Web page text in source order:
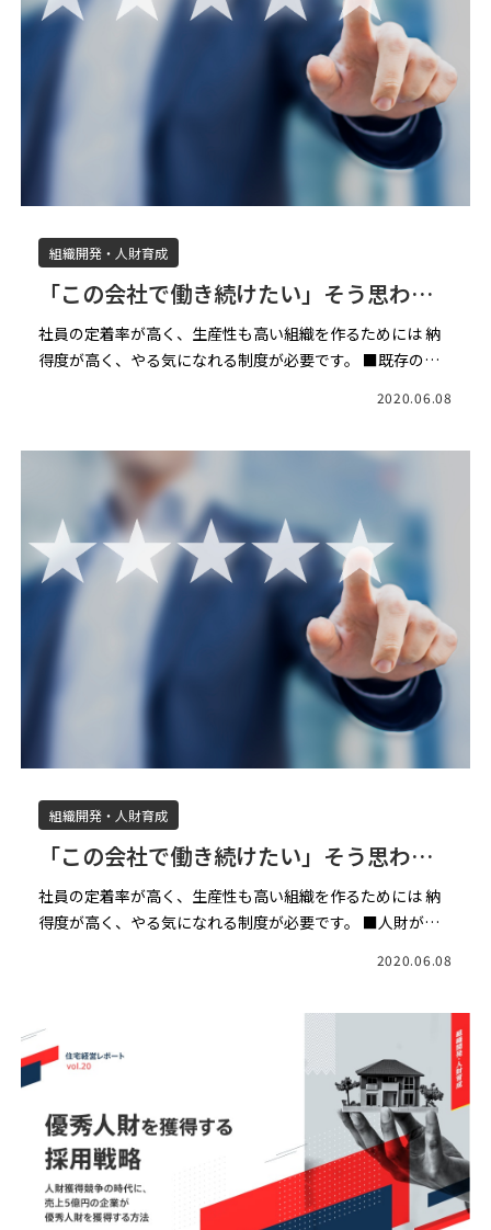
組織開発・人財育成
「この会社で働き続けたい」そう思わせ
る人事評価制度に作りかえる ーvol.2ー
社員の定着率が高く、生産性も高い組織を作るためには 納
得度が高く、やる気になれる制度が必要です。 ■既存の評
2020.06.08
組織開発・人財育成
「この会社で働き続けたい」そう思わせ
る人事評価制度に作りかえる ーvol.1ー
社員の定着率が高く、生産性も高い組織を作るためには 納
得度が高く、やる気になれる制度が必要です。 ■人財が流
2020.06.08